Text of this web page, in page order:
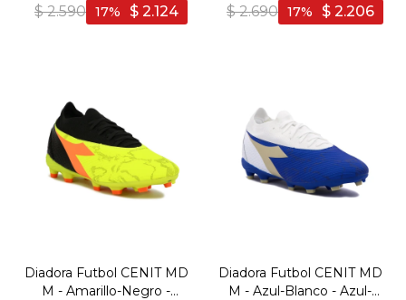
Amarillo Fluo-Negro
$ 2.590 $ 2.124
17
Amarillo Fluo-Negro
$ 2.690 $ 2.206
17
Diadora Futbol CENIT MD
M - Amarillo-Negro -
Diadora Futbol CENIT MD
M - Azul-Blanco - Azul-